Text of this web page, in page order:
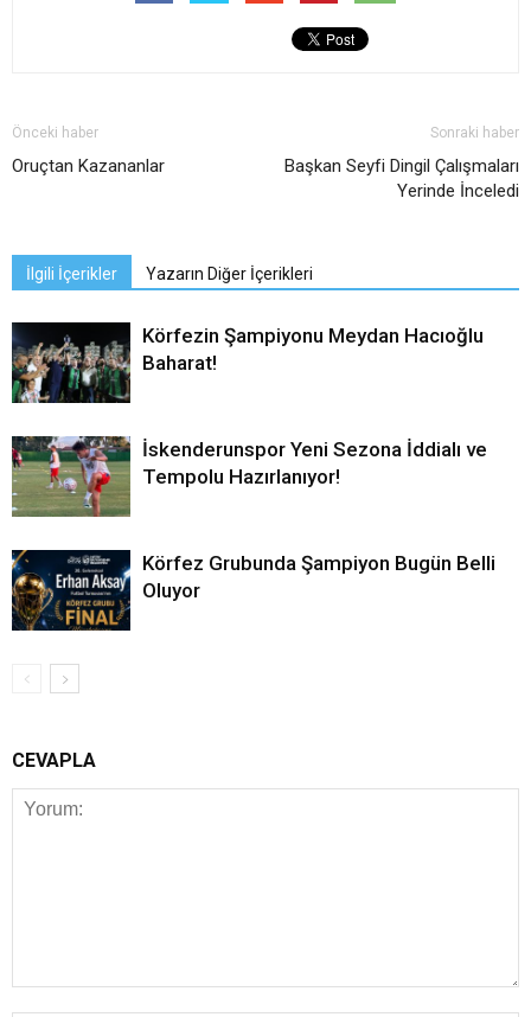
Önceki haber
Oruçtan Kazananlar
Sonraki haber
Başkan Seyfi Dingil Çalışmaları
Yerinde İnceledi
İlgili İçerikler Yazarın Diğer İçerikleri
Körfezin Şampiyonu Meydan Hacıoğlu
Baharat!
İskenderunspor Yeni Sezona İddialı ve
Tempolu Hazırlanıyor!
Körfez Grubunda Şampiyon Bugün Belli
Oluyor
CEVAPLA